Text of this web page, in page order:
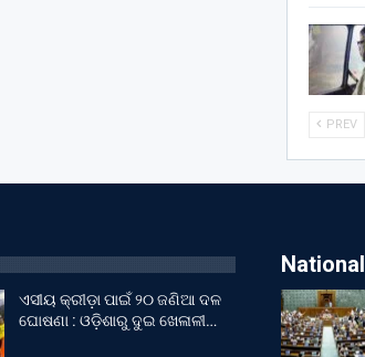
PREV
ଏସୀୟ କ୍ରୀଡ଼ା ପାଇଁ ୨୦ ଜଣିଆ ଦଳ
ଘୋଷଣା : ଓଡ଼ିଶାରୁ ଦୁଇ ଖେଳାଳୀ…
National